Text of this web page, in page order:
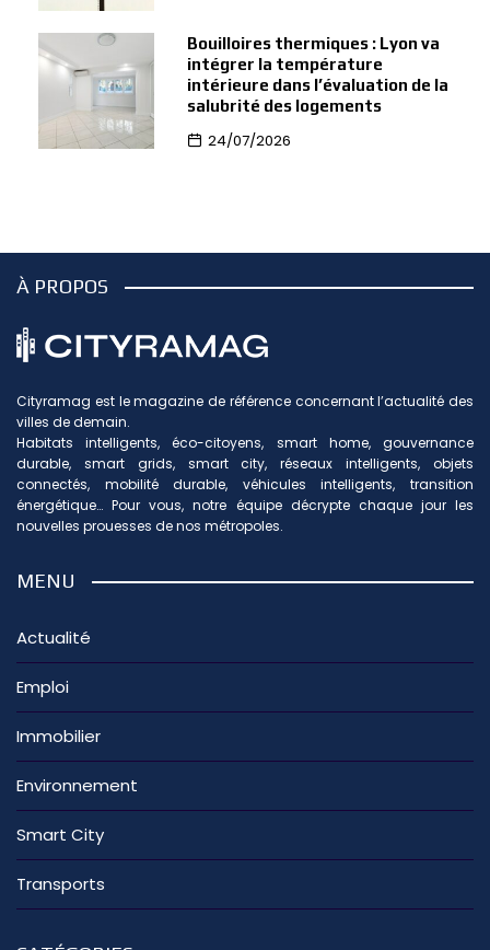
Bouilloires thermiques : Lyon va
intégrer la température
intérieure dans l’évaluation de la
salubrité des logements
24/07/2026
À PROPOS
Cityramag est le magazine de référence concernant l’actualité des
villes de demain.
Habitats intelligents, éco-citoyens, smart home, gouvernance
durable, smart grids, smart city, réseaux intelligents, objets
connectés, mobilité durable, véhicules intelligents, transition
énergétique… Pour vous, notre équipe décrypte chaque jour les
nouvelles prouesses de nos métropoles.
MENU
Actualité
Emploi
Immobilier
Environnement
Smart City
Transports